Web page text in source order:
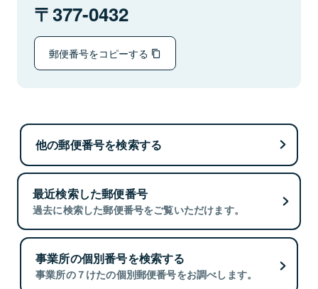
377-0432
郵便番号をコピーする
他の郵便番号を検索する
最近検索した郵便番号
過去に検索した郵便番号をご覧いただけます。
事業所の個別番号を検索する
事業所の７けたの個別郵便番号をお調べします。